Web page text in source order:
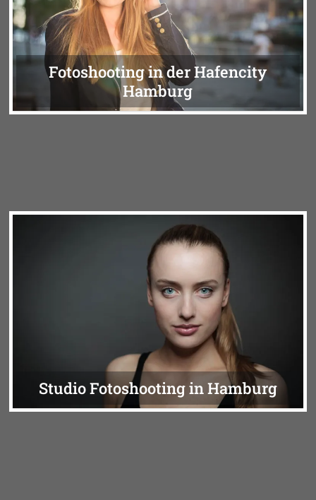
Fotoshooting in der Hafencity
Hamburg
Studio Fotoshooting in Hamburg